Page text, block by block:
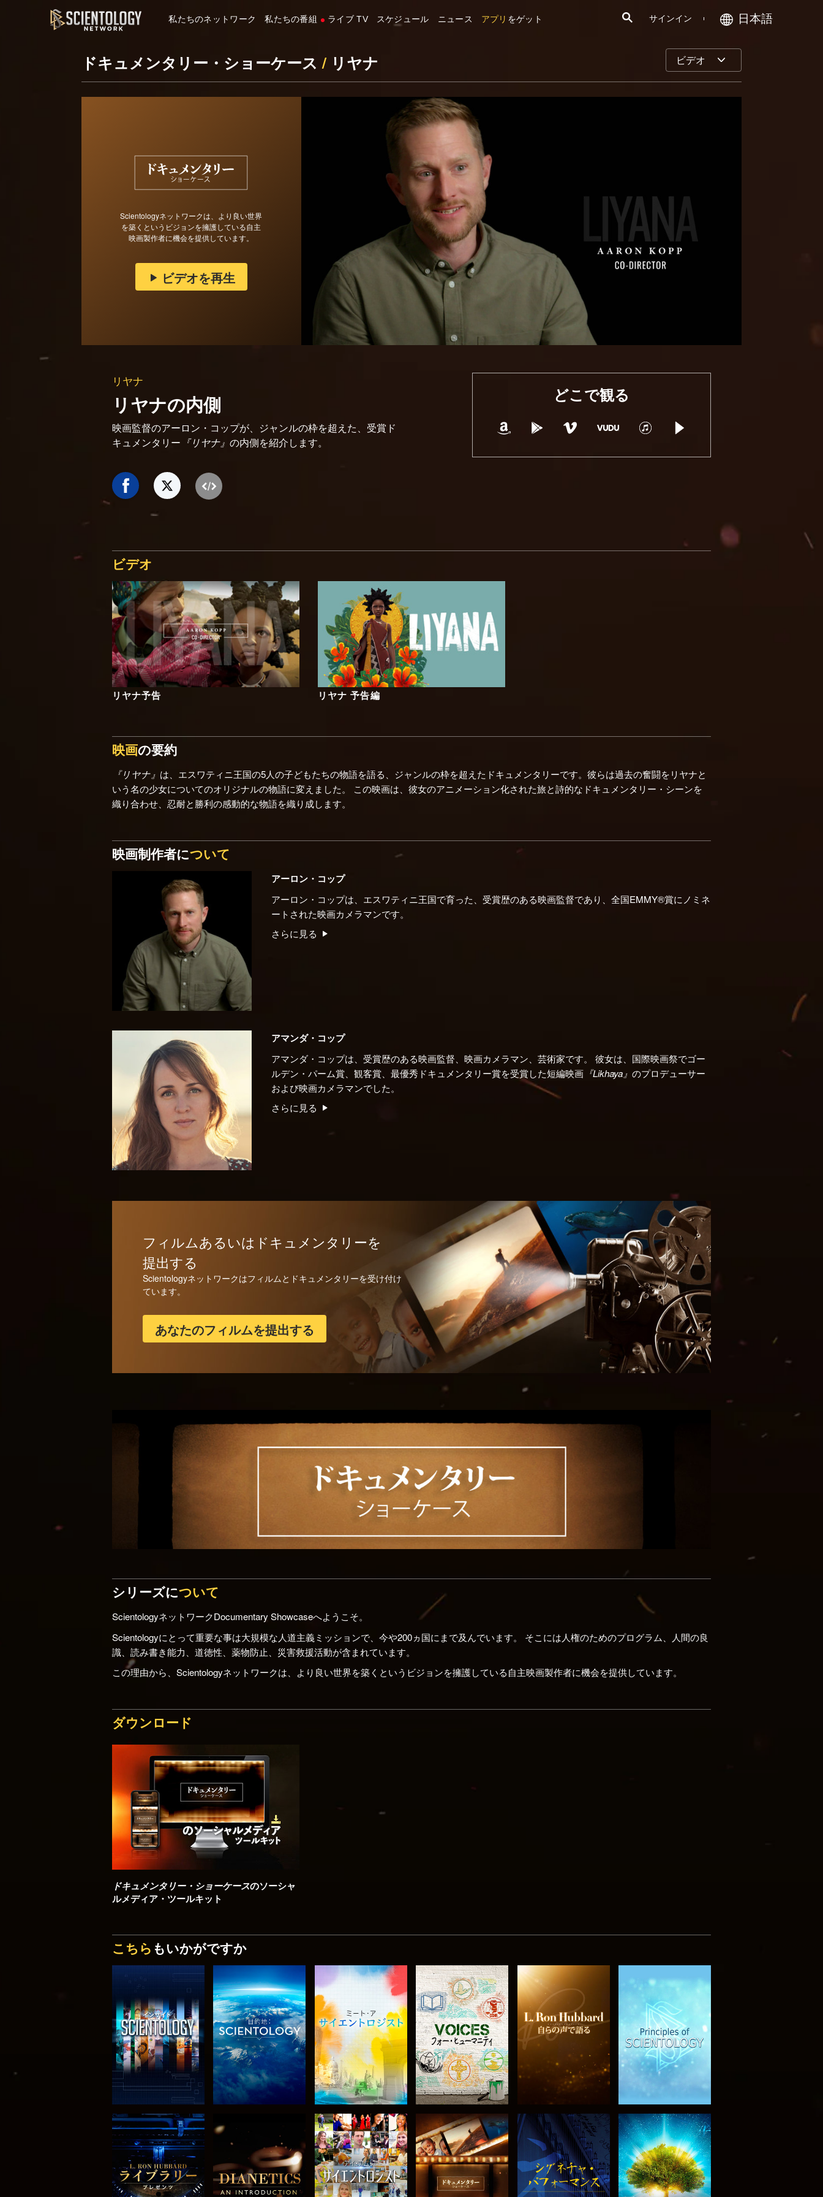
私たちのネットワーク 私たちの番組 ライブ TV スケジュール ニュース アプリ をゲット サインイン 日本語
ドキュメンタリー・ショーケース/ リヤナ ビデオ
Scientologyネットワークは、より良い世界
を築くというビジョンを擁護している自主
映画製作者に機会を提供しています。
ビデオを再生
リヤナ
リヤナの内側
映画監督のアーロン・コップが、ジャンルの枠を超えた、受賞ド
キュメンタリー 『リヤナ』 の内側を紹介します。
どこで観る
ビデオ
リヤナ予告 リヤナ 予告編
映画の要約
『リヤナ』 は、エスワティニ王国の5人の子どもたちの物語を語る、ジャンルの枠を超えたドキュメンタリーです。彼らは過去の奮闘をリヤナと
いう名の少女についてのオリジナルの物語に変えました。 この映画は、彼女のアニメーション化された旅と詩的なドキュメンタリー・シーンを
織り合わせ、忍耐と勝利の感動的な物語を織り成します。
映画制作者について
アーロン・コップ
アーロン・コップは、エスワティニ王国で育った、受賞歴のある映画監督であり、全国EMMY®賞にノミネ
ートされた映画カメラマンです。
さらに見る
アマンダ・コップ
アマンダ・コップは、受賞歴のある映画監督、映画カメラマン、芸術家です。 彼女は、国際映画祭でゴー
ルデン・パーム賞、観客賞、最優秀ドキュメンタリー賞を受賞した短編映画 『Likhaya』 のプロデューサー
および映画カメラマンでした。
さらに見る
フィルムあるいはドキュメンタリーを
提出する
Scientologyネットワークはフィルムとドキュメンタリーを受け付け
ています。
あなたのフィルムを提出する
シリーズについて
ScientologyネットワークDocumentary Showcaseへようこそ。
Scientologyにとって重要な事は大規模な人道主義ミッションで、今や200ヵ国にまで及んでいます。 そこには人権のためのプログラム、人間の良
識、読み書き能力、道徳性、薬物防止、災害救援活動が含まれています。
この理由から、Scientologyネットワークは、より良い世界を築くというビジョンを擁護している自主映画製作者に機会を提供しています。
ダウンロード
ドキュメンタリー・ショーケースのソーシャ
ルメディア・ツールキット
こちら もいかがですか
シリーズを探求 シリーズを探求 シリーズを探求 シリーズを探求 シリーズを探求 観る